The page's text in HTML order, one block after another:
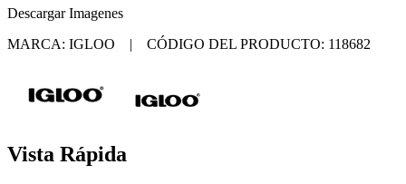
Descargar Imagenes
MARCA: IGLOO | CÓDIGO DEL PRODUCTO: 118682
Vista Rápida